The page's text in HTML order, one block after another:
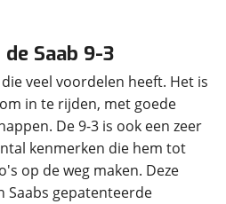
Saab 9-3
veel voordelen heeft. Het is
in te rijden, met goede
De 9-3 is ook een zeer
kenmerken die hem tot
op de weg maken. Deze
Saabs gepatenteerde